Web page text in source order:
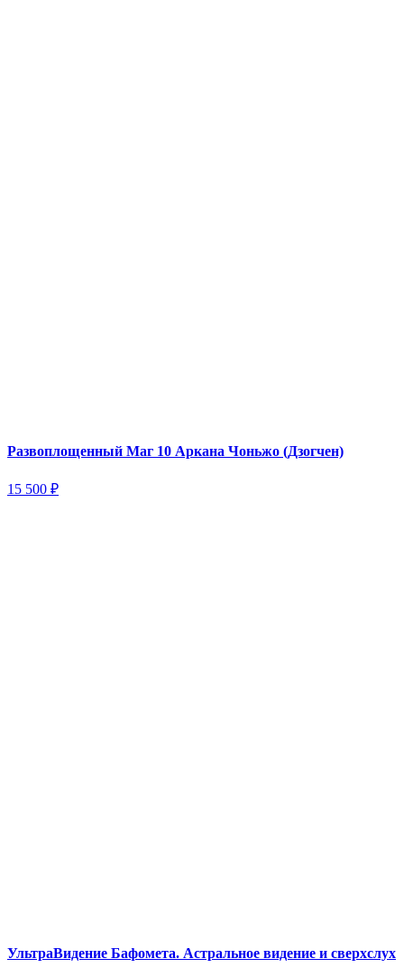
Развоплощенный Маг 10 Аркана Чоньжо (Дзогчен)
15 500 ₽
УльтраВидение Бафомета. Астральное видение и сверхслух